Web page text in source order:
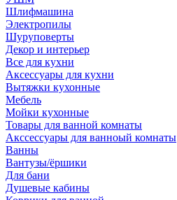
Шлифмашина
Электропилы
Шуруповерты
Декор и интерьер
Все для кухни
Аксессуары для кухни
Вытяжки кухонные
Мебель
Мойки кухонные
Товары для ванной комнаты
Акссессуары для ванноый комнаты
Ванны
Вантузы/ёршики
Для бани
Душевые кабины